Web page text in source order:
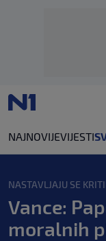
NAJNOVIJEVIJESTI
NASTAVLJAJU SE
Vance:
moralnih